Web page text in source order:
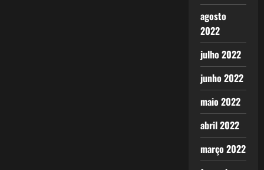
agosto
2022
julho 2022
junho 2022
maio 2022
abril 2022
março 2022